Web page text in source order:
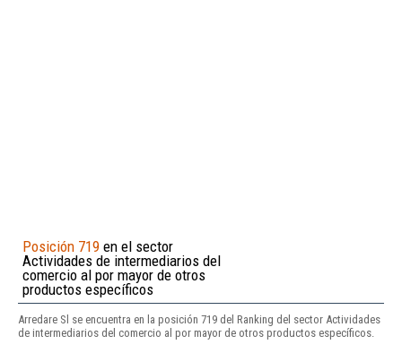
Posición 719 en el sector
Actividades de intermediarios del
comercio al por mayor de otros
productos específicos
Arredare Sl se encuentra en la posición 719 del Ranking del sector Actividades
de intermediarios del comercio al por mayor de otros productos específicos.